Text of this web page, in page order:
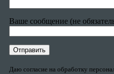
Ваше сообщение (не
Даю согласие на обработку